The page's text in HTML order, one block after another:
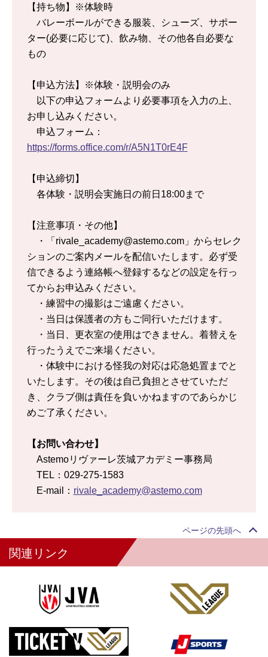
【持ち物】※体験時
バレーボールができる服装、シューズ、サポー
ター(必要に応じて)、飲み物、その他各自必要な
もの
【申込方法】※体験・説明会のみ
以下の申込フォームより必要事項を入力の上、
お申し込みください。
申込フォーム：
https://forms.office.com/r/A5N1T0rE4F
【申込締切】
各体験・説明会実施日の前日18:00まで
【注意事項・その他】
・「rivale_academy@astemo.com」からセレク
ションのご案内メールを配信いたします。必ず受
信できるよう連絡帳へ登録するなどの設定を行っ
てからお申込みください。
・練習中の撮影はご遠慮ください。
・当日は保護者の方もご同行いただけます。
・当日、更衣室の使用はできません。着替えを
行ったうえでご来場ください。
・体験中における怪我の対応は応急処置までと
いたします。その後は自己負担とさせていただ
き、クラブ側は責任を負いかねますのであらかじ
めご了承ください。
【お問い合わせ】
Astemoリヴァーレ茨城アカデミー事務局
TEL：029-275-1583
E-mail： rivale_academy@astemo.com
ページの先頭へ
関連リンク